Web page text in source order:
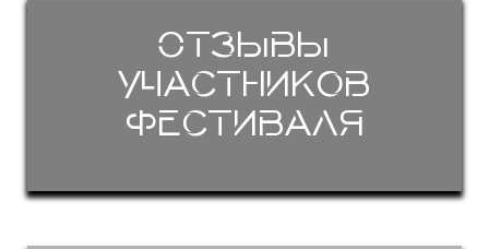
Отзывы
участников
фестиваля